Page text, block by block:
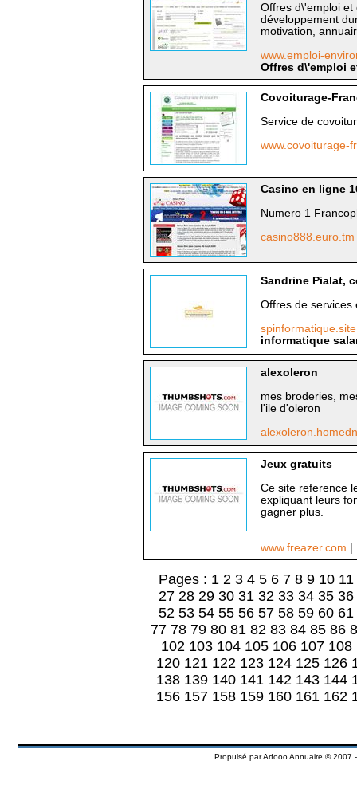
Offres d\'emploi et
développement
motivation,
www.emploi-
Offres d\'emploi
Covoiturage-
Service de
www.covoiturage-
Casino en ligne
Numero 1
casino888.euro.tm
Sandrine Pialat,
Offres de services
informatique
alexoleron
mes broderies,
l'ile d'oleron
Jeux gratuits
Ce site reference
expliquant leurs
gagner plus.
www.freazer.com
Pages : 1 2 3 4 5 6 7 8 9 10 11
27 28 29 30 31 32 33 34 35 36
52 53 54 55 56 57 58 59 60 61
77 78 79 80 81 82 83 84 85 86
102 103 104 105 106 107 108
120 121 122 123 124 125 126
138 139 140 141 142 143 144
156 157 158 159 160 161 162
Propulsé parArfooo Annuaire © 2007